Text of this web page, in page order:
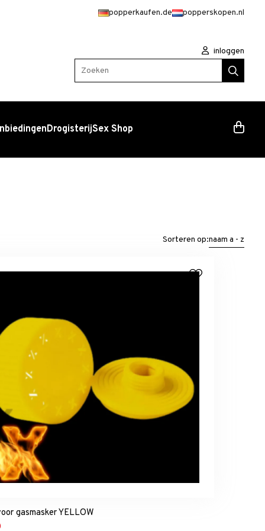
popperkaufen.de popperskopen.nl
inloggen
Zoeken
DrogisterijSex Shop
Sorteren op:naam a - z
gasmasker YELLOW